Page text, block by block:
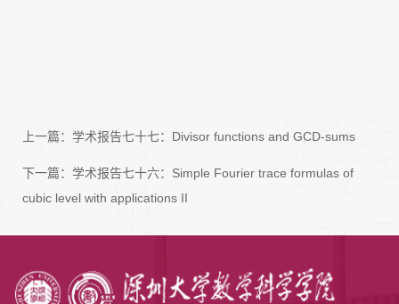
上一篇： 学术报告七十七：Divisor functions and GCD-sums
下一篇： 学术报告七十六：Simple Fourier trace formulas of
cubic level with applications II